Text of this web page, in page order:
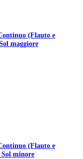
(Flauto e
maggiore
(Flauto e
minore